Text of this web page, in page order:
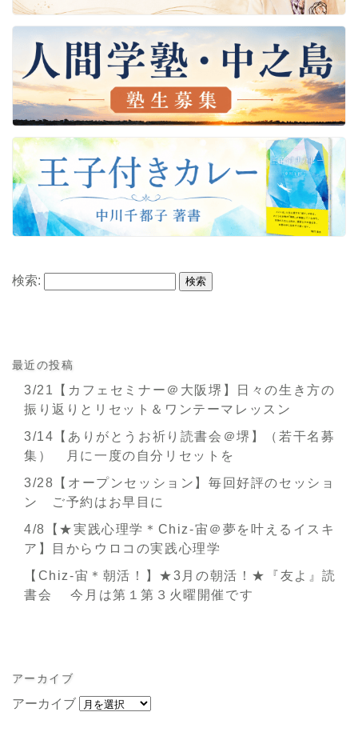
検索:
最近の投稿
3/21【カフェセミナー＠大阪堺】日々の生き方の
振り返りとリセット＆ワンテーマレッスン
3/14【ありがとうお祈り読書会＠堺】（若干名募
集） 月に一度の自分リセットを
3/28【オープンセッション】毎回好評のセッショ
ン ご予約はお早目に
4/8【★実践心理学＊Chiz-宙＠夢を叶えるイスキ
ア】目からウロコの実践心理学
【Chiz-宙＊朝活！】★3月の朝活！★『友よ』読
書会 今月は第１第３火曜開催です
アーカイブ
アーカイブ